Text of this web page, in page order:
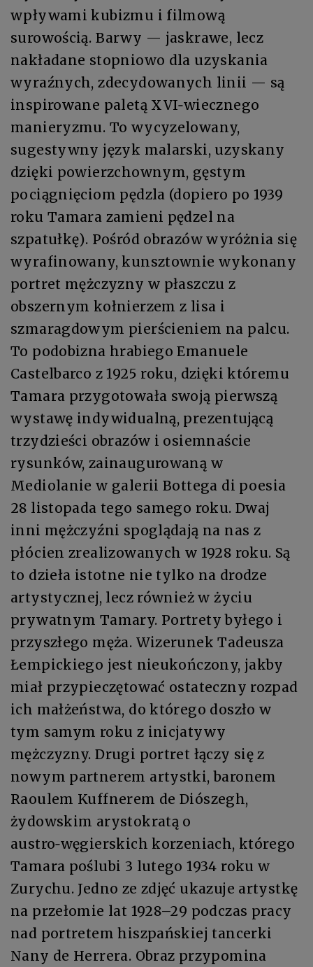
wpływami kubizmu i filmową
surowością. Barwy — jaskrawe, lecz
nakładane stopniowo dla uzyskania
wyraźnych, zdecydowanych linii — są
inspirowane paletą XVI‑wiecznego
manieryzmu. To wycyzelowany,
sugestywny język malarski, uzyskany
dzięki powierzchownym, gęstym
pociągnięciom pędzla (dopiero po 1939
roku Tamara zamieni pędzel na
szpatułkę). Pośród obrazów wyróżnia się
wyrafinowany, kunsztownie wykonany
portret mężczyzny w płaszczu z
obszernym kołnierzem z lisa i
szmaragdowym pierścieniem na palcu.
To podobizna hrabiego Emanuele
Castelbarco z 1925 roku, dzięki któremu
Tamara przygotowała swoją pierwszą
wystawę indywidualną, prezentującą
trzydzieści obrazów i osiemnaście
rysunków, zainaugurowaną w
Mediolanie w galerii Bottega di poesia
28 listopada tego samego roku. Dwaj
inni mężczyźni spoglądają na nas z
płócien zrealizowanych w 1928 roku. Są
to dzieła istotne nie tylko na drodze
artystycznej, lecz również w życiu
prywatnym Tamary. Portrety byłego i
przyszłego męża. Wizerunek Tadeusza
Łempickiego jest nieukończony, jakby
miał przypieczętować ostateczny rozpad
ich małżeństwa, do którego doszło w
tym samym roku z inicjatywy
mężczyzny. Drugi portret łączy się z
nowym partnerem artystki, baronem
Raoulem Kuffnerem de Diószegh,
żydowskim arystokratą o
austro‑węgierskich korzeniach, którego
Tamara poślubi 3 lutego 1934 roku w
Zurychu. Jedno ze zdjęć ukazuje artystkę
na przełomie lat 1928–29 podczas pracy
nad portretem hiszpańskiej tancerki
Nany de Herrera. Obraz przypomina